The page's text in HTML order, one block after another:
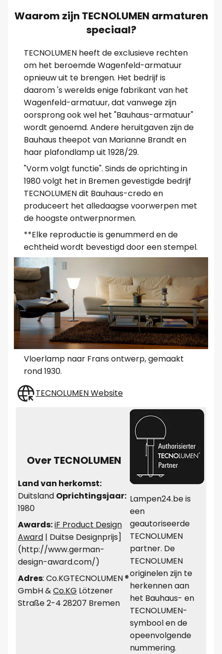
Waarom zijn TECNOLUMEN armaturen
speciaal?
TECNOLUMEN heeft de exclusieve rechten
om het beroemde Wagenfeld-armatuur
opnieuw uit te brengen. Het bedrijf is
daarom 's werelds enige fabrikant van het
Wagenfeld-armatuur, dat vanwege zijn
oorsprong ook wel het "Bauhaus-armatuur"
wordt genoemd. Andere heruitgaven zijn de
Bauhaus theepot van Marianne Brandt en
haar plafondlamp uit 1928/29.
"Vorm volgt functie". Sinds de oprichting in
1980 volgt het in Bremen gevestigde bedrijf
TECNOLUMEN dit Bauhaus-credo en
produceert het alledaagse voorwerpen met
de hoogste ontwerpnormen.
**Elke reproductie is genummerd en de
echtheid wordt bevestigd door een stempel.
Vloerlamp naar Frans ontwerp, gemaakt
rond 1930.
TECNOLUMEN Website
Over TECNOLUMEN
Land van herkomst:
Duitsland Oprichtingsjaar:
1980
Awards:iF Product Design
Award | Duitse Designprijs]
(http://www.german-
design-award.com/)
Adres: Co.KGTECNOLUMEN ®
GmbH &Co.KG Lötzener
Straße 2-4 28207 Bremen
Lampen24.be is
een
geautoriseerde
TECNOLUMEN
partner. De
TECNOLUMEN
originelen zijn te
herkennen aan
het Bauhaus- en
TECNOLUMEN-
symbool en de
opeenvolgende
nummering.